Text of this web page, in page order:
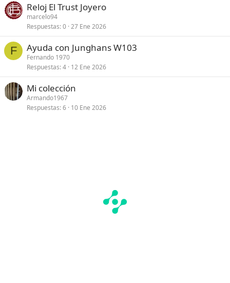
Reloj El Trust Joyero
marcelo94
Respuestas 0 27 Ene 2026
F Ayuda con Junghans W103
Fernando 1970
Respuestas 4 12 Ene 2026
Mi colección
Armando1967
Respuestas 6 10 Ene 2026